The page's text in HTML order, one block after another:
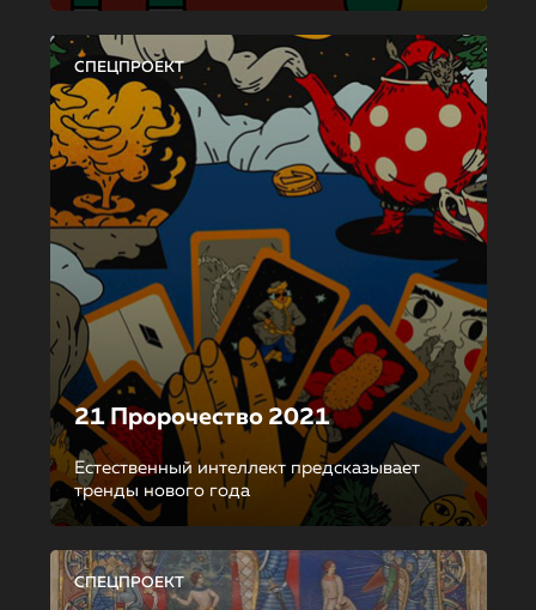
СПЕЦПРОЕКТ
21 Пророчество 2021
Естественный интеллект предсказывает
тренды нового года
СПЕЦПРОЕКТ